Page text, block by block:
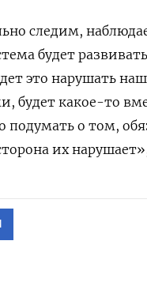
следим,
будет
это нарушать
будет какое-то
подумать о том,
их